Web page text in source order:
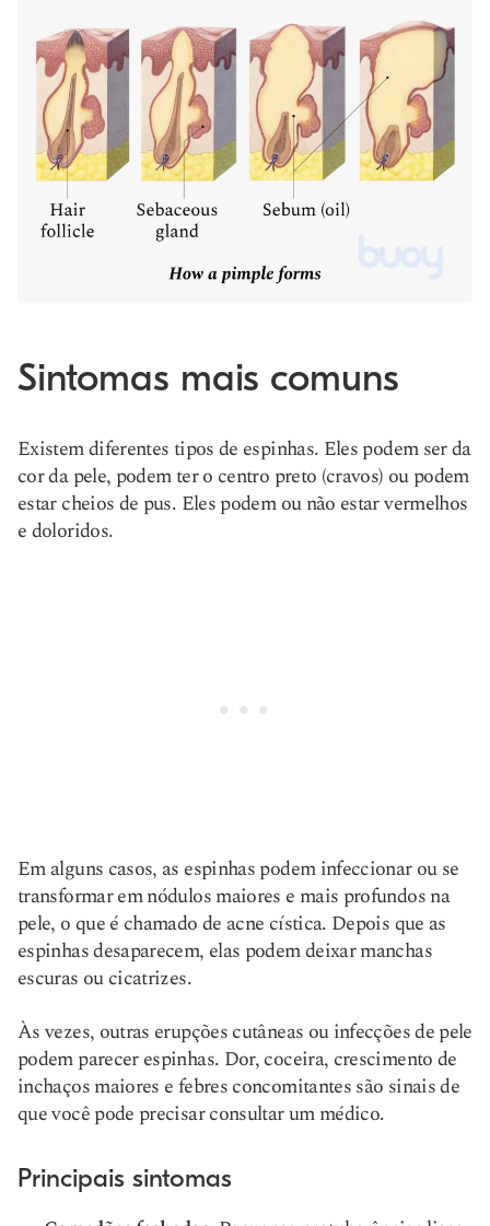
Sintomas mais comuns
Existem diferentes tipos de espinhas. Eles podem ser da
cor da pele, podem ter o centro preto (cravos) ou podem
estar cheios de pus. Eles podem ou não estar vermelhos
e doloridos.
Em alguns casos, as espinhas podem infeccionar ou se
transformar em nódulos maiores e mais profundos na
pele, o que é chamado de acne cística. Depois que as
espinhas desaparecem, elas podem deixar manchas
escuras ou cicatrizes.
Às vezes, outras erupções cutâneas ou infecções de pele
podem parecer espinhas. Dor, coceira, crescimento de
inchaços maiores e febres concomitantes são sinais de
que você pode precisar consultar um médico.
Principais sintomas